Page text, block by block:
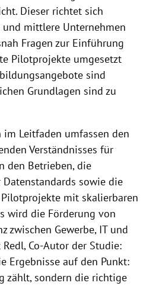
Dieser richtet sich
mittlere Unternehmen
Fragen zur Einführung
Pilotprojekte umgesetzt
sind
Grundlagen sind zu
Leitfaden umfassen den
Verständnisses für
den Betrieben, die
sowie die
mit skalierbaren
wird die Förderung von
zwischen Gewerbe, IT und
Co-Autor der Studie:
Ergebnisse auf den Punkt:
zählt, sondern die richtige